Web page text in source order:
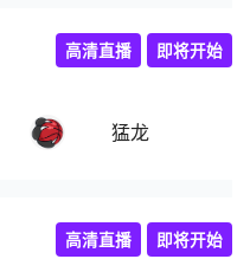
猛龙
高清直播 即将开始
高清直播 即将开始